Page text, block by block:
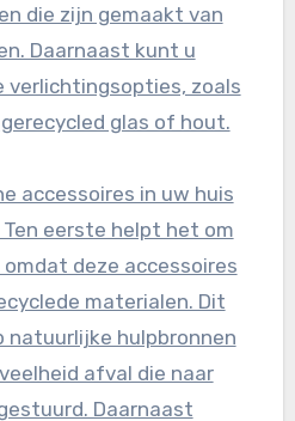
die zijn gemaakt van
Daarnaast kunt u
verlichtingsopties, zoals
glas of hout.
accessoires in uw huis
eerste helpt het om
deze accessoires
materialen. Dit
natuurlijke hulpbronnen
afval die naar
Daarnaast